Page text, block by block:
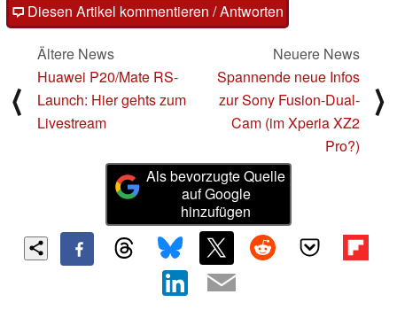
Diesen Artikel kommentieren / Antworten
⟨
Ältere News
Huawei P20/Mate RS-
Launch: Hier gehts zum
Livestream
Neuere News
Spannende neue Infos
zur Sony Fusion-Dual-
Cam (im Xperia XZ2
Pro?)
⟩
Als bevorzugte Quelle
auf Google
hinzufügen